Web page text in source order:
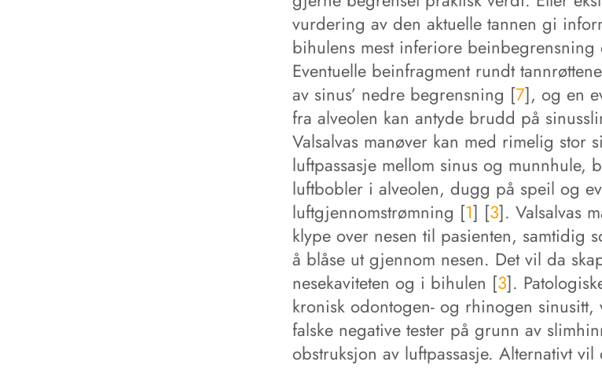
vurdering av den aktuelle tannen gi
bihulens mest inferiore beinbegrensning
Eventuelle beinfragment rundt
av sinus’ nedre begrensning [7], og en
fra alveolen kan antyde brudd på
Valsalvas manøver kan med rimelig stor
luftpassasje mellom sinus og munnhule,
luftbobler i alveolen, dugg på speil og
luftgjennomstrømning [1] [3]. Valsalvas
klype over nesen til pasienten, samtidig
å blåse ut gjennom nesen. Det vil da
nesekaviteten og i bihulen [3].
kronisk odontogen- og rhinogen
falske negative tester på grunn av
obstruksjon av luftpassasje. Alternativt